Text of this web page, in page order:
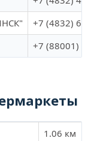
+7 (4832)
+7 (88001)
1.06 км